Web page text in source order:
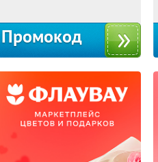
Промокод